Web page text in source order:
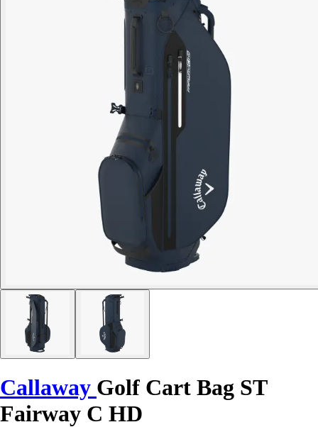
Callaway Golf Cart Bag ST
Fairway C HD